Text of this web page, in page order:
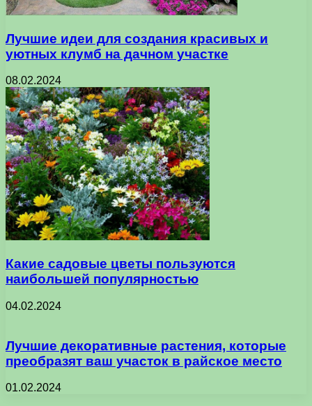
Лучшие идеи для создания красивых и
уютных клумб на дачном участке
08.02.2024
Какие садовые цветы пользуются
наибольшей популярностью
04.02.2024
Лучшие декоративные растения, которые
преобразят ваш участок в райское место
01.02.2024